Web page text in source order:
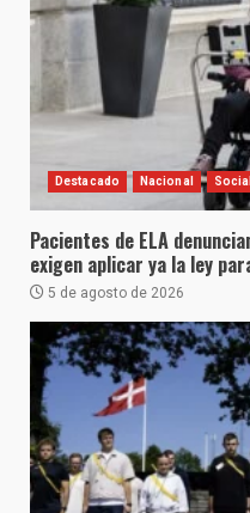
Destacado Nacional Social
Pacientes de ELA
exigen aplicar ya la ley
5 de agosto de 2026